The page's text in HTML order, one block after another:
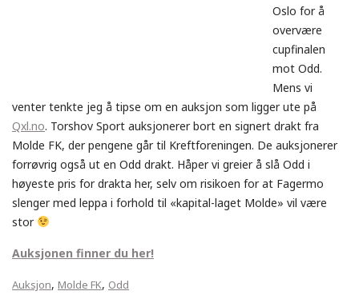
Oslo for å
overvære
cupfinalen
mot Odd.
Mens vi
venter tenkte jeg å tipse om en auksjon som ligger ute på
Qxl.no. Torshov Sport auksjonerer bort en signert drakt fra
Molde FK, der pengene går til Kreftforeningen. De auksjonerer
forrøvrig også ut en Odd drakt. Håper vi greier å slå Odd i
høyeste pris for drakta her, selv om risikoen for at Fagermo
slenger med leppa i forhold til «kapital-laget Molde» vil være
stor
Auksjonen finner du her!
Auksjon, Molde FK, Odd